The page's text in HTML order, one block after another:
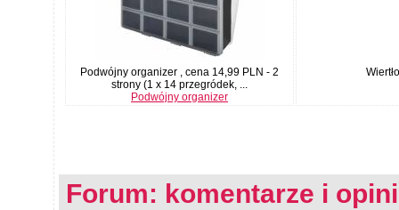
Podwójny organizer , cena 14,99 PLN - 2
strony (1 x 14 przegródek, ...
Podwójny organizer
Forum: komentarze i